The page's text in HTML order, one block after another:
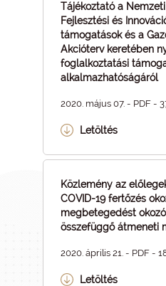
Tájékoztató a
Fejlesztési és
támogatások és a
Akcióterv keretében
foglalkoztatási
alkalmazhatóságáról
2020. május 07. - PDF -
Letöltés
Közlemény az
COVID-19 fertőzés
megbetegedést
összefüggő átmeneti
2020. április 21. - PDF -
Letöltés